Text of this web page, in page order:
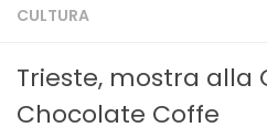
CULTURA
Trieste, mostra alla
Chocolate Coffe